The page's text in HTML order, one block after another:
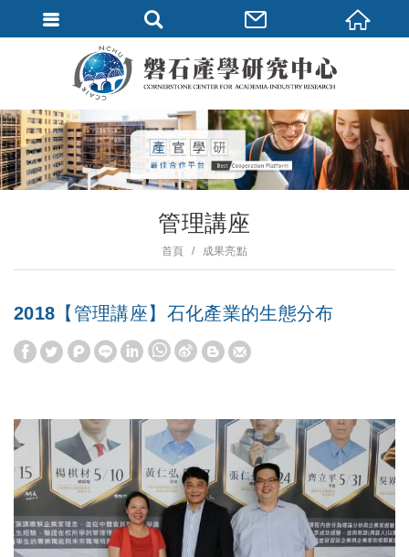
管理講座
首頁 成果亮點
2018【管理講座】石化產業的生態分布
a
t
s
A
p
n
a
W
e